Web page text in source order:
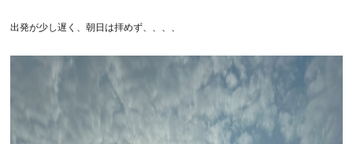
出発が少し遅く、朝日は拝めず、、、、